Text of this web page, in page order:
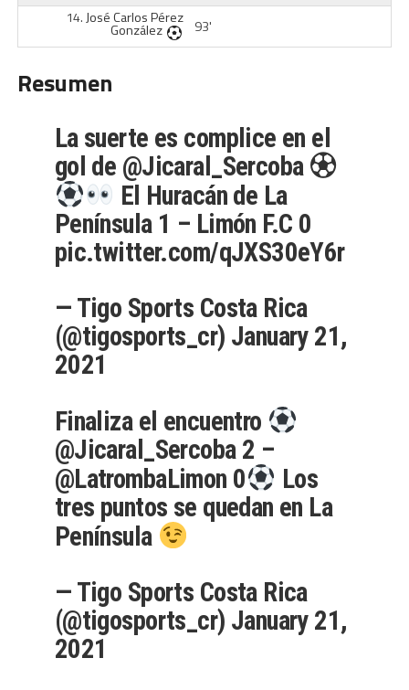
14.José Carlos Pérez
González 93'
Resumen
La suerte es complice en el
gol de @Jicaral_Sercoba⚽︎
El Huracán de La
Península 1 – Limón F.C 0
pic.twitter.com/qJXS30eY6r
— Tigo Sports Costa Rica
(@tigosports_cr) January 21,
2021
Finaliza el encuentro
@Jicaral_Sercoba2 –
@LatrombaLimon 0
Los
tres puntos se quedan en La
Península
— Tigo Sports Costa Rica
(@tigosports_cr) January 21,
2021